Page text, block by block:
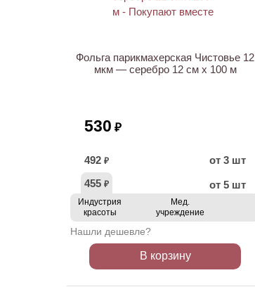
Фольга парикмахерская Чистовье 12
мкм — серебро 12 см х 100 м
530 ₽
492 ₽
от 3 шт
455 ₽ от 5 шт
Индустрия
красоты
Мед.
учреждение
Нашли дешевле?
В корзину